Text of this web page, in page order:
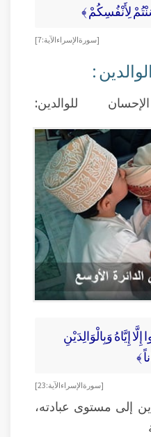
لِأَنْفُسِكُمْ ﴾
[ سورة الإسراء الآية: 7]
للوالدين:
إِيَّاهُ وَبِالْوَالِدَيْنِ
﴾
[ سورة الإسراء الآية: 23]
إلى مستوى عبادته،